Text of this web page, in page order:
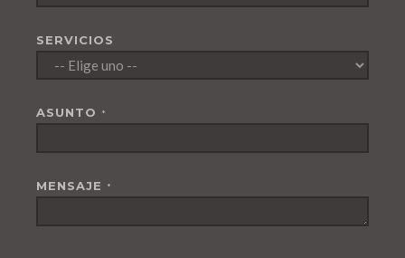
SERVICIOS
ASUNTO *
MENSAJE *